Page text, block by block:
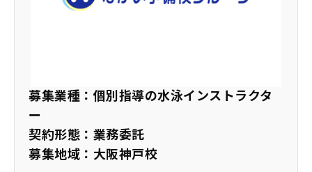
募集業種：個別指導の水泳インストラクタ
ー
契約形態：業務委託
募集地域：大阪神戸校